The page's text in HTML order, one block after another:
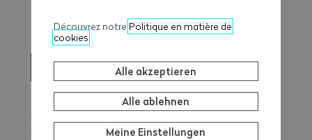
SENDEN
Mindestteilnehmerzahl von 6 Personen eröffnet wird.
Découvrez notre Politique en matière de
cookies
Alle akzeptieren
Alle ablehnen
Meine Einstellungen